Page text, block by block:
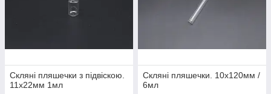
Скляні пляшечки з підвіскою.
11х22мм 1мл
Скляні пляшечки. 10х120мм /
6мл